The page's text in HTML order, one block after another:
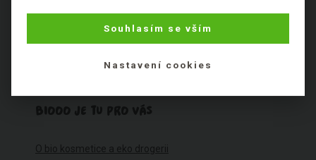
Reklamace
Obchodní podmínky
Ochrana osobních údajů
BIOOO JE TU PRO VÁS
O bio kosmetice a eko drogerii
Souhlasím se vším
Nastavení cookies